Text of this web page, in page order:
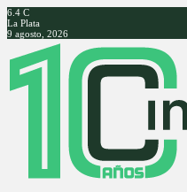
6.4 C
La Plata
9 agosto, 2026
Facebook
Twitter
Instagram
Youtube